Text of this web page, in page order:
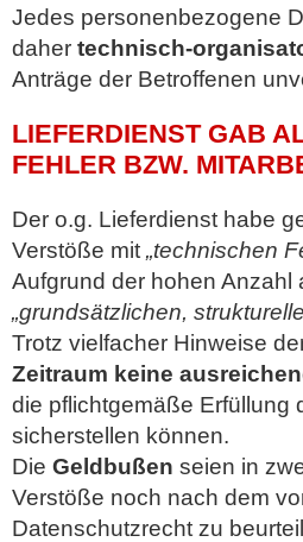
Jedes personenbezogene
daher technisch-
Anträge der Betroffenen
LIEFERDIENST GAB
FEHLER BZW.
Der o.g. Lieferdienst habe
Verstöße mit „technischen
Aufgrund der hohen Anzahl
„grundsätzlichen,
Trotz vielfacher Hinweise
Zeitraum keine
die pflichtgemäße Erfüllung
sicherstellen können.
Die Geldbußen seien in
Verstöße noch nach dem
Datenschutzrecht zu